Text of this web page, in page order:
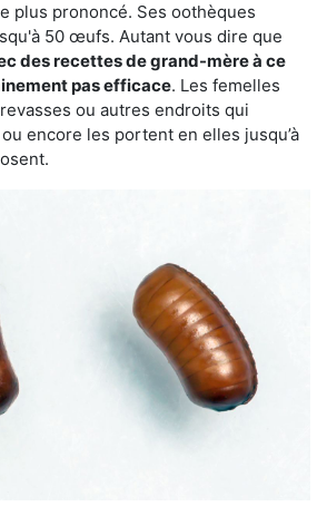
plus prononcé. Ses oothèques
50 œufs. Autant vous dire que
des recettes de grand-mère à ce
pas efficace. Les femelles
ou autres endroits qui
encore les portent en elles jusqu’à